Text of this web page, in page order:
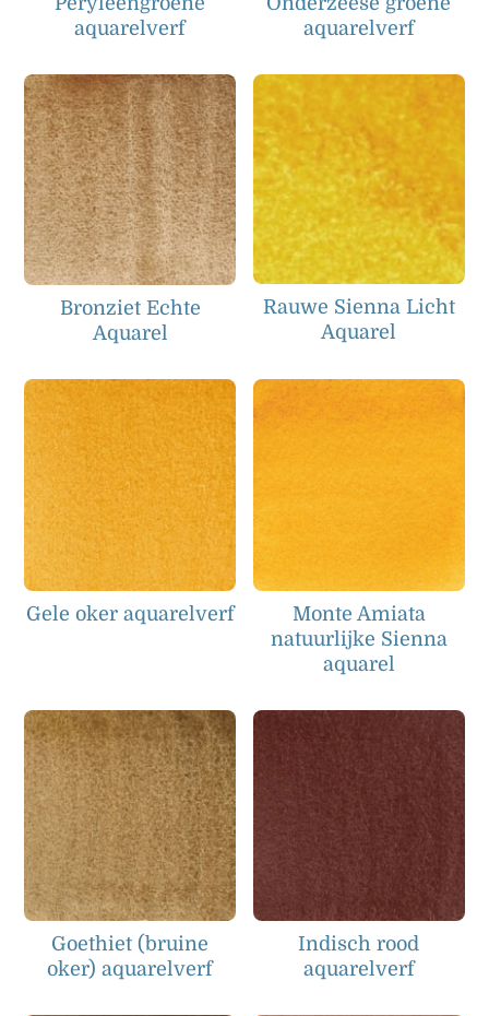
aquarelverf
aquarelverf
Bronziet Echte
Aquarel
Rauwe Sienna Licht
Aquarel
Gele oker aquarelverf
Monte Amiata
natuurlijke Sienna
aquarel
Goethiet (bruine
oker) aquarelverf
Indisch rood
aquarelverf